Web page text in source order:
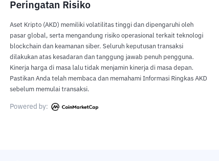
Peringatan Risiko
Aset Kripto (AKD) memiliki volatilitas tinggi dan dipengaruhi oleh
pasar global, serta mengandung risiko operasional terkait teknologi
blockchain dan keamanan siber. Seluruh keputusan transaksi
dilakukan atas kesadaran dan tanggung jawab penuh pengguna.
Kinerja harga di masa lalu tidak menjamin kinerja di masa depan.
Pastikan Anda telah membaca dan memahami Informasi Ringkas AKD
sebelum memulai transaksi.
Powered by: